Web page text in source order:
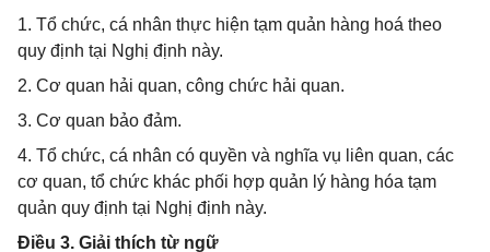
1. Tổ chức, cá nhân thực hiện tạm quản hàng hoá theo
quy định tại Nghị định này.
2. Cơ quan hải quan, công chức hải quan.
3. Cơ quan bảo đảm.
4. Tổ chức, cá nhân có quyền và nghĩa vụ liên quan, các
cơ quan, tổ chức khác phối hợp quản lý hàng hóa tạm
quản quy định tại Nghị định này.
Điều 3. Giải thích từ ngữ